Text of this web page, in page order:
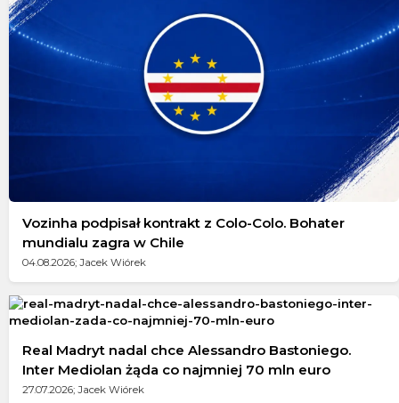
Vozinha podpisał kontrakt z Colo-Colo. Bohater
mundialu zagra w Chile
04.08.2026; Jacek Wiórek
Real Madryt nadal chce Alessandro Bastoniego.
Inter Mediolan żąda co najmniej 70 mln euro
27.07.2026; Jacek Wiórek